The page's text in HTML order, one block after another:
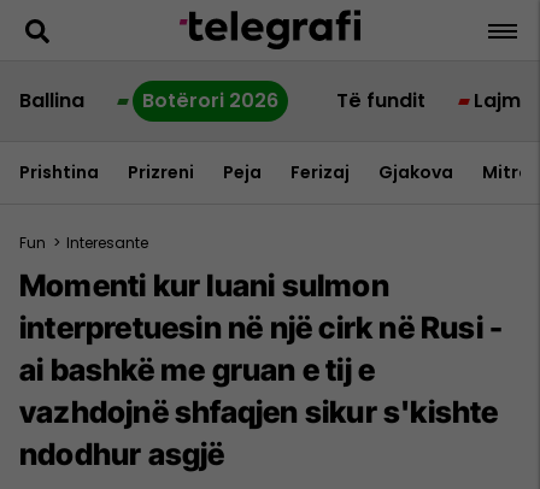
Ballina Botërori 2026 Të fundit Lajme
Prishtina Prizreni Peja Ferizaj Gjakova
Fun > Interesante
Momenti kur luani sulmon
interpretuesin në një cirk në Rusi -
ai bashkë me gruan e tij e
vazhdojnë shfaqjen sikur s'kishte
ndodhur asgjë